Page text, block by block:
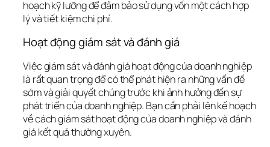
hoạch kỹ lưỡng để đảm bảo sử dụng vốn một cách hợp
lý và tiết kiệm chi phí.
Hoạt động giám sát và đánh giá
Việc giám sát và đánh giá hoạt động của doanh nghiệp
là rất quan trọng để có thể phát hiện ra những vấn đề
sớm và giải quyết chúng trước khi ảnh hưởng đến sự
phát triển của doanh nghiệp. Bạn cần phải lên kế hoạch
về cách giám sát hoạt động của doanh nghiệp và đánh
giá kết quả thường xuyên.